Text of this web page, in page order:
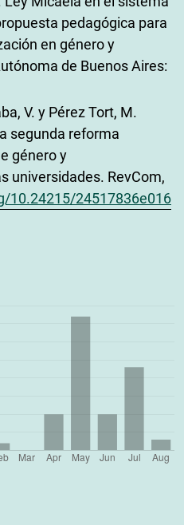
pedagógica para
en género y
de Buenos Aires:
V. y Pérez Tort, M.
segunda reforma
género y
universidades. RevCom,
10.24215/24517836e016